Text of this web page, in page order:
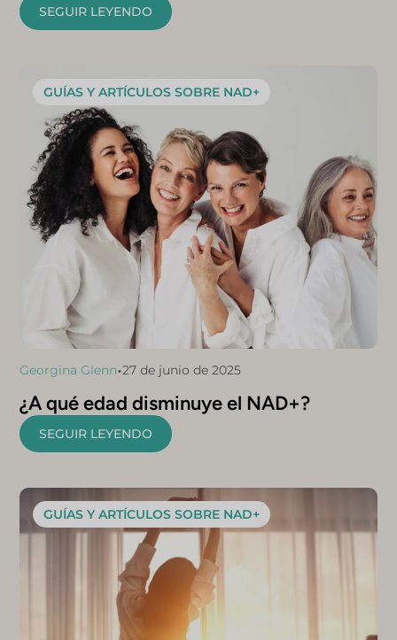
SEGUIR LEYENDO
GUÍAS Y ARTÍCULOS SOBRE NAD+
Georgina Glenn•27 de junio de 2025
¿A qué edad disminuye el NAD+?
SEGUIR LEYENDO
GUÍAS Y ARTÍCULOS SOBRE NAD+